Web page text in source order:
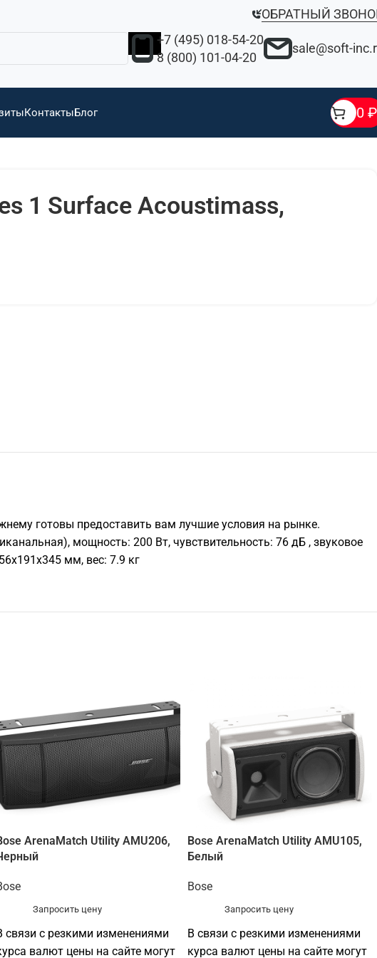
ОБРАТНЫЙ
+7 (495) 018-54-20
8 (800) 101-04-20
sale@soft-
КонтактыБлог 0 ₽
1 Surface Acoustimass,
готовы предоставить вам лучшие условия на рынке.
мощность: 200 Вт, чувствительность: 76 дБ , звуковое
мм, вес: 7.9 кг
ArenaMatch Utility AMU206,
Запросить цену
связи с резкими изменениями
валют цены на сайте могут
Bose ArenaMatch Utility AMU105,
Белый
Bose
Запросить цену
В связи с резкими изменениями
курса валют цены на сайте могут